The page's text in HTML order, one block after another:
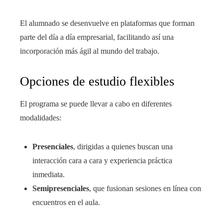
El alumnado se desenvuelve en plataformas que forman
parte del día a día empresarial, facilitando así una
incorporación más ágil al mundo del trabajo.
Opciones de estudio flexibles
El programa se puede llevar a cabo en diferentes
modalidades:
Presenciales, dirigidas a quienes buscan una
interacción cara a cara y experiencia práctica
inmediata.
Semipresenciales, que fusionan sesiones en línea con
encuentros en el aula.